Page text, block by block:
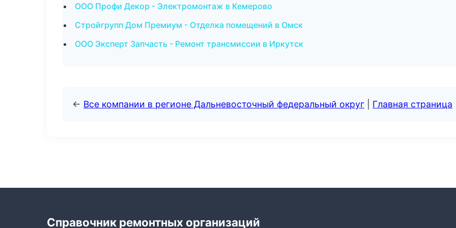
ООО Профи Декор - Электромонтаж в Кемерово
Стройгрупп Дом Премиум - Отделка помещений в Омск
ООО Эксперт Запчасть - Ремонт трансмиссии в Иркутск
← Все компании в регионе Дальневосточный федеральный округ Главная страница
Справочник ремонтных организаций